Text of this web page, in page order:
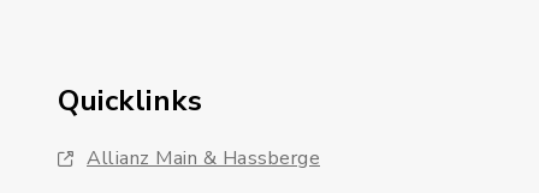
Quicklinks
Allianz Main & Hassberge